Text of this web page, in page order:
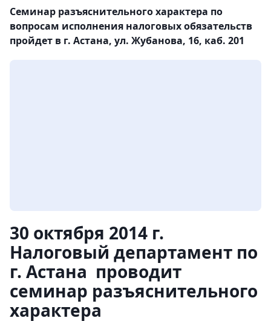
Семинар разъяснительного характера по
вопросам исполнения налоговых обязательств
пройдет в г. Астана, ул. Жубанова, 16, каб. 201
30 октября 2014 г.
Налоговый департамент по
г. Астана проводит
семинар разъяснительного
характера